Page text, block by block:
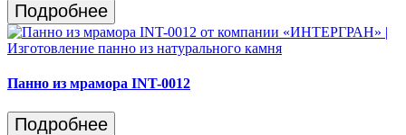
Подробнее
Панно из мрамора INT-0012
Подробнее